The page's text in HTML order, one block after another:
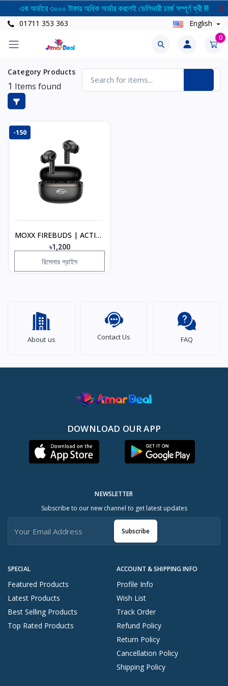
এক অর্ডারে ৩০০০ টাকার অধিক অর্ডার করলেই ডেলিভারী চার্জ সম্পূর্ণ ফ্রী !!! X
01711 353 363 English
0
Category Products
1 Items found
-150
MOXX FIREBUDS | ACTIVE
ENC | HD CAL
৳1,200
রিসেলার প্রাইস
About us Contact Us FAQ
DOWNLOAD OUR APP
SPECIAL
Featured Products
Latest Products
Best Selling Products
Top Rated Products
ACCOUNT & SHIPPING INFO
Profile Info
Wish List
Track Order
Refund Policy
Return Policy
Cancellation Policy
Shipping Policy
NEWSLETTER
Subscribe to our new channel to get latest updates
Subscribe